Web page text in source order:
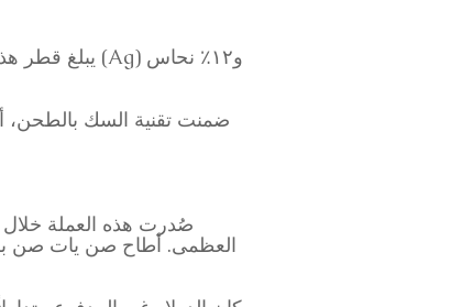
ضمنت تقنية السك بالطحن،
صُدرت هذه العملة